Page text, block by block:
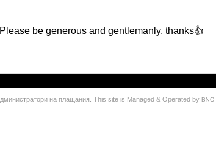
be generous and gentlemanly, thanks👍
на плащания. This site is Managed & Operated by